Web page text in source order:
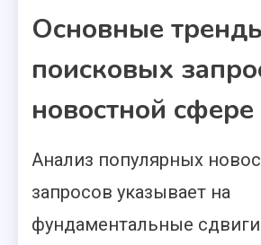
Основные
поисковых
новостной сфере
Анализ популярных
запросов указывает на
фундаментальные